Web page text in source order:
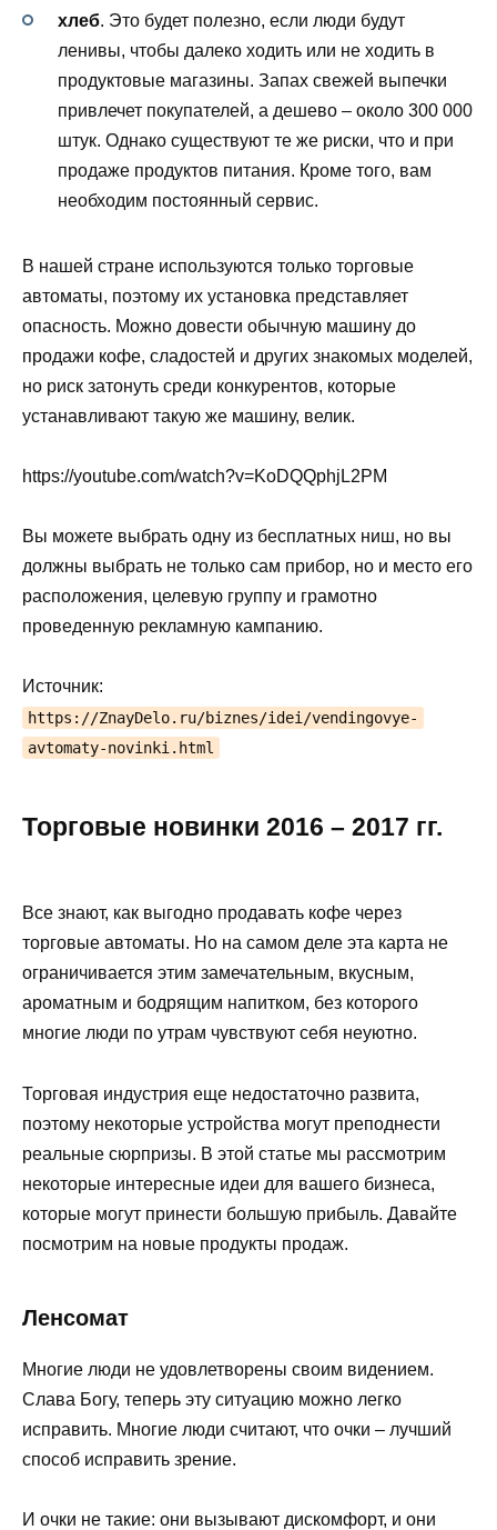
хлеб. Это будет полезно, если люди будут
ленивы, чтобы далеко ходить или не ходить в
продуктовые магазины. Запах свежей выпечки
привлечет покупателей, а дешево – около 300 000
штук. Однако существуют те же риски, что и при
продаже продуктов питания. Кроме того, вам
необходим постоянный сервис.
В нашей стране используются только торговые
автоматы, поэтому их установка представляет
опасность. Можно довести обычную машину до
продажи кофе, сладостей и других знакомых моделей,
но риск затонуть среди конкурентов, которые
устанавливают такую же машину, велик.
https://youtube.com/watch?v=KoDQQphjL2PM
Вы можете выбрать одну из бесплатных ниш, но вы
должны выбрать не только сам прибор, но и место его
расположения, целевую группу и грамотно
проведенную рекламную кампанию.
Источник:
https://ZnayDelo.ru/biznes/idei/vendingovye-
avtomaty-novinki.html
Торговые новинки 2016 – 2017 гг.
Все знают, как выгодно продавать кофе через
торговые автоматы. Но на самом деле эта карта не
ограничивается этим замечательным, вкусным,
ароматным и бодрящим напитком, без которого
многие люди по утрам чувствуют себя неуютно.
Торговая индустрия еще недостаточно развита,
поэтому некоторые устройства могут преподнести
реальные сюрпризы. В этой статье мы рассмотрим
некоторые интересные идеи для вашего бизнеса,
которые могут принести большую прибыль. Давайте
посмотрим на новые продукты продаж.
Ленсомат
Многие люди не удовлетворены своим видением.
Слава Богу, теперь эту ситуацию можно легко
исправить. Многие люди считают, что очки – лучший
способ исправить зрение.
И очки не такие: они вызывают дискомфорт, и они